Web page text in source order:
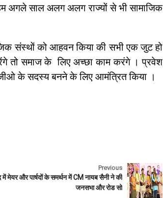
अगले साल अलग अलग राज्यों से भी सामाजिक
संस्थों को आहवन किया की सभी एक जुट हो
तो समाज के लिए अच्छा काम करंगे । प्रवेश
के सदस्य बनने के लिए आमंत्रित किया ।
Previous
में मेयर और पार्षदों के समर्थन में CM नायब सैनी ने की
जनसभा और रोड सो